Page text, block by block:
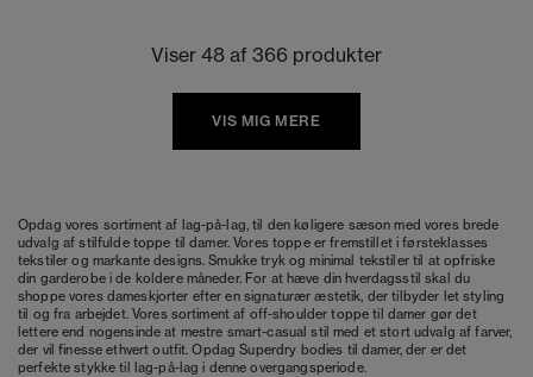
Viser 48 af 366 produkter
VIS MIG MERE
Opdag vores sortiment af lag-på-lag, til den køligere sæson med vores brede
udvalg af stilfulde toppe til damer. Vores toppe er fremstillet i førsteklasses
tekstiler og markante designs. Smukke tryk og minimal tekstiler til at opfriske
din garderobe i de koldere måneder. For at hæve din hverdagsstil skal du
shoppe vores dameskjorter efter en signaturær æstetik, der tilbyder let styling
til og fra arbejdet. Vores sortiment af off-shoulder toppe til damer gør det
lettere end nogensinde at mestre smart-casual stil med et stort udvalg af farver,
der vil finesse ethvert outfit. Opdag Superdry bodies til damer, der er det
perfekte stykke til lag-på-lag i denne overgangsperiode.